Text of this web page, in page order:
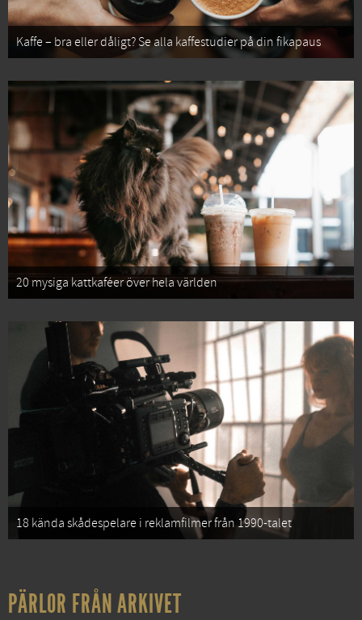
Kaffe – bra eller dåligt? Se alla kaffestudier på din fikapaus
20 mysiga kattkaféer över hela världen
18 kända skådespelare i reklamfilmer från 1990-talet
PÄRLOR FRÅN ARKIVET